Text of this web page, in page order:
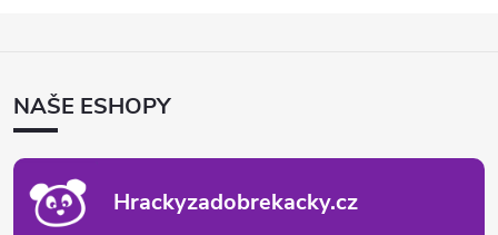
ANAŠE ESHOPY
Hrackyzadobrekacky.cz